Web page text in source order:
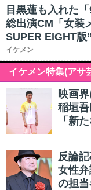
目黒蓮も入れた
総出演CM「女装
SUPER EIGHT版
イケメン
イケメン特集(アサ
映画
稲垣
「新
反論
女性弁
の担